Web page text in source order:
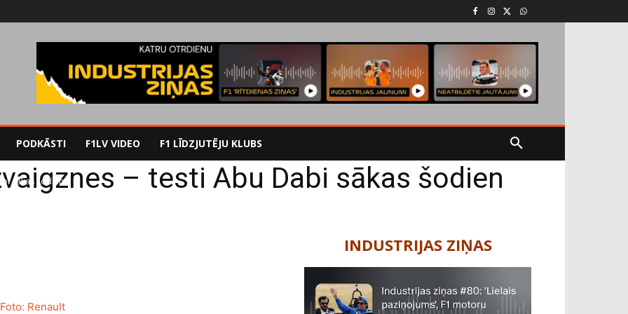
PODKĀSTI F1LV VIDEO F1 LĪDZJUTĒJU KLUBS
sākas šodien – testi Abu Dabi sākas šodien
INDUSTRIJAS ZIŅAS